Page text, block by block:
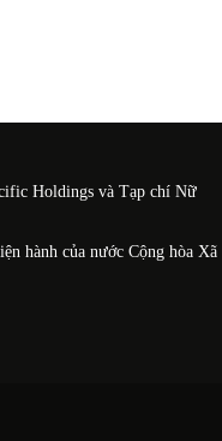
Holdings và Tạp chí Nữ
hành của nước Cộng hòa Xã